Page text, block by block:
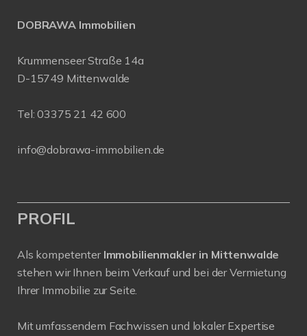
DOBRAWA Immobilien
Krummenseer Straße 14a
D-15749 Mittenwalde
Tel:03375 21 42 600
info@dobrawa-immobilien.de
PROFIL
Als kompetenter Immobilienmakler in Mittenwalde
stehen wir Ihnen beim Verkauf und bei der Vermietung
Ihrer Immobilie zur Seite.
Mit umfassendem Fachwissen und lokaler Expertise